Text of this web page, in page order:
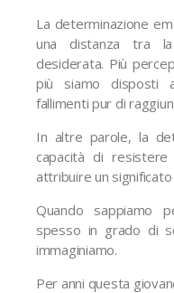
La determinazione
una distanza tra
desiderata. Più
più siamo disposti
fallimenti pur di
In altre parole, la
capacità di
attribuire un
Quando sappiamo
spesso in grado di
immaginiamo.
Per anni questa